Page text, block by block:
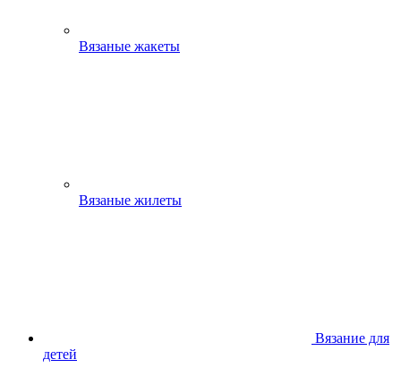
Вязаные жакеты
Вязаные жилеты
Вязание для
детей